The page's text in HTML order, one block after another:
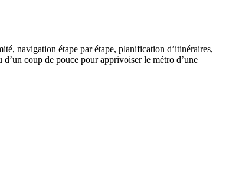
navigation étape par étape, planification d’itinéraires,
coup de pouce pour apprivoiser le métro d’une